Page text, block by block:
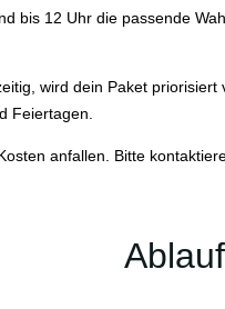
bis 12 Uhr die passende
wird dein Paket
Feiertagen.
anfallen. Bitte
Ablauf